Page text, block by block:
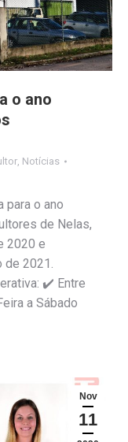
o ano
Notícias
para o ano
de Nelas,
2020 e
de 2021.
✔️ Entre
a Sábado
Nov
11